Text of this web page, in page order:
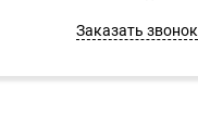
Заказать звонок